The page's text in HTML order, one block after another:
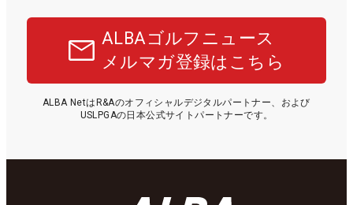
ALBAゴルフニュース
メルマガ登録はこちら
ALBA NetはR&Aのオフィシャルデジタルパートナー、および
USLPGAの日本公式サイトパートナーです。